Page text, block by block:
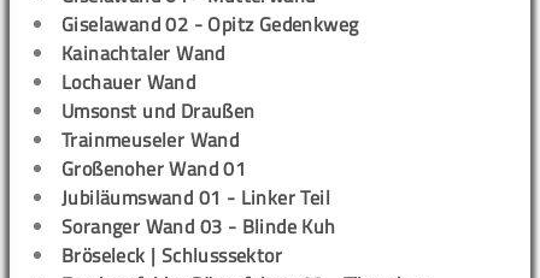
Giselawand 02 - Opitz Gedenkweg
Kainachtaler Wand
Lochauer Wand
Umsonst und Draußen
Trainmeuseler Wand
Großenoher Wand 01
Jubiläumswand 01 - Linker Teil
Soranger Wand 03 - Blinde Kuh
Bröseleck | Schlusssektor